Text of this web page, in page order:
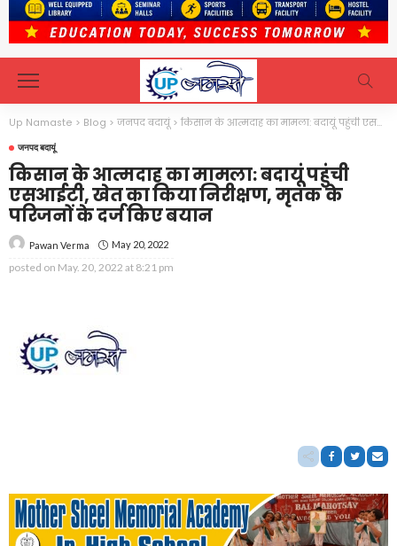
Up Namaste > Blog > जनपद बदायूं>किसान के आत्मदाह का मामला: बदायूं पहुंची एसआईटी, खेत का किया निरीक्षण, मृतक के परिजनों के दर्ज किए बयान
जनपद बदायूं
किसान के आत्मदाह का मामला: बदायूं पहुंची
एसआईटी, खेत का किया निरीक्षण, मृतक के
परिजनों के दर्ज किए बयान
Pawan Verma May 20, 2022
posted on May. 20, 2022 at 8:21 pm